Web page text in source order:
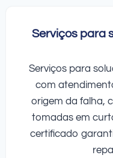
Serviços para
Serviços para
com
origem da falha,
tomadas em
certificado